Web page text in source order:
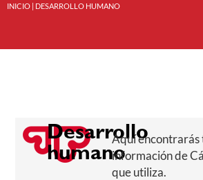
INICIO DESARROLLO HUMANO
Desarrollo
humano
Aquí encontrarás
información de
que utiliza.